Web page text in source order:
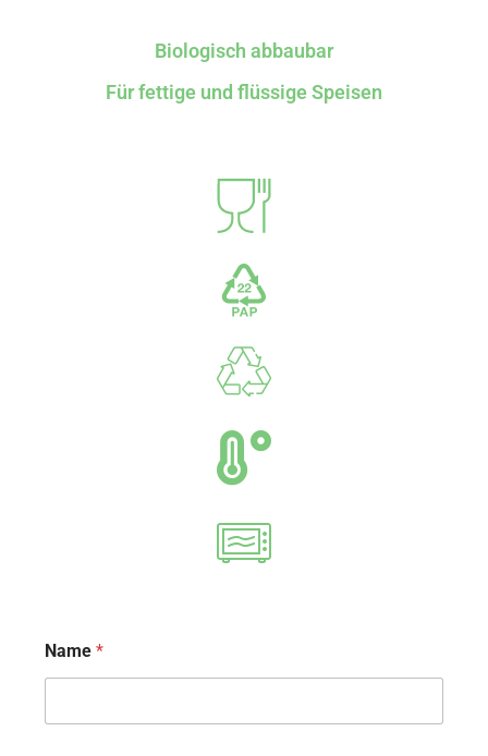
Biologisch abbaubar
Für fettige und flüssige Speisen
Name *